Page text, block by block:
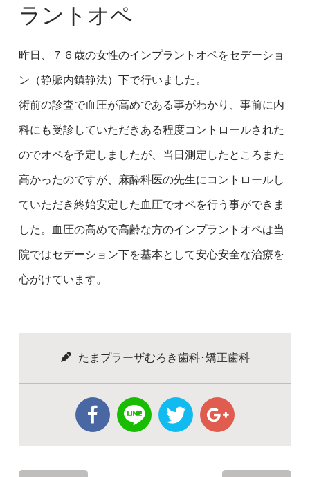
ラントオペ
昨日、７６歳の女性のインプラントオペをセデーショ
ン（静脈内鎮静法）下で行いました。
術前の診査で血圧が高めである事がわかり、事前に内
科にも受診していただきある程度コントロールされた
のでオペを予定しましたが、当日測定したところまた
高かったのですが、麻酔科医の先生にコントロールし
ていただき終始安定した血圧でオペを行う事ができま
した。血圧の高めで高齢な方のインプラントオペは当
院ではセデーション下を基本として安心安全な治療を
心がけています。
たまプラーザむろき歯科･矯正歯科